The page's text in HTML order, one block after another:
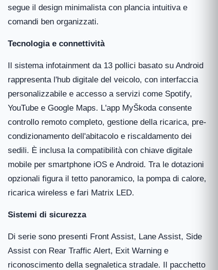
segue il design minimalista con plancia intuitiva e
comandi ben organizzati.
Tecnologia e connettività
Il sistema infotainment da 13 pollici basato su Android
rappresenta l'hub digitale del veicolo, con interfaccia
personalizzabile e accesso a servizi come Spotify,
YouTube e Google Maps. L'app MyŠkoda consente
controllo remoto completo, gestione della ricarica, pre-
condizionamento dell'abitacolo e riscaldamento dei
sedili. È inclusa la compatibilità con chiave digitale
mobile per smartphone iOS e Android. Tra le dotazioni
opzionali figura il tetto panoramico, la pompa di calore,
ricarica wireless e fari Matrix LED.
Sistemi di sicurezza
Di serie sono presenti Front Assist, Lane Assist, Side
Assist con Rear Traffic Alert, Exit Warning e
riconoscimento della segnaletica stradale. Il pacchetto